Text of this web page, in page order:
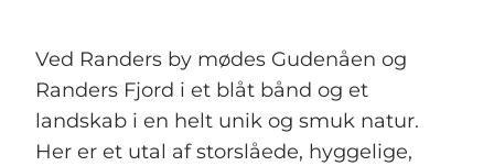
Ved Randers by mødes Gudenåen og
Randers Fjord i et blåt bånd og et
landskab i en helt unik og smuk natur.
Her er et utal af storslåede, hyggelige,